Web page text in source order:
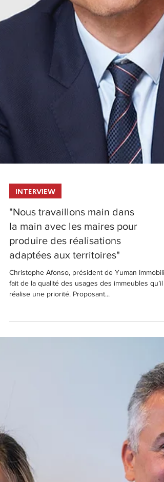
INTERVIEW
"Nous travaillons main dans
la main avec les maires pour
produire des réalisations
adaptées aux territoires"
Christophe Afonso, président de Yuman
fait de la qualité des usages des immeubles qu’il